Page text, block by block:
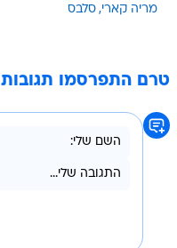
מריה קארי סלבס
טרם התפרסמו תגובות